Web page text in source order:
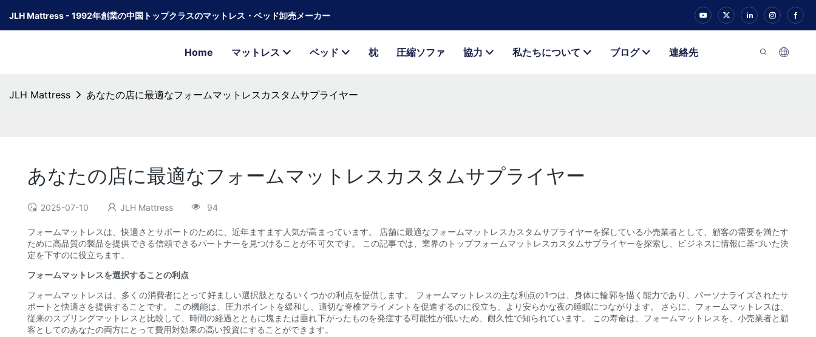
JLH Mattress - 1992年創業の中国トップクラスのマットレス・ベッド卸売メーカー
Home マットレス ベッド 枕 圧縮ソファ 協力 私たちについて ブログ 連絡先
JLH Mattress あなたの店に最適なフォームマットレスカスタムサプライヤー
あなたの店に最適なフォームマットレスカスタムサプライヤー
2025-07-10 JLH Mattress 94
フォームマットレスは、快適さとサポートのために、近年ますます人気が高まっています。 店舗に最適なフォームマットレスカスタムサプライヤーを探している小売業者として、顧客の需要を満たす
ために高品質の製品を提供できる信頼できるパートナーを見つけることが不可欠です。 この記事では、業界のトップフォームマットレスカスタムサプライヤーを探索し、ビジネスに情報に基づいた決
定を下すのに役立ちます。
フォームマットレスを選択することの利点
フォームマットレスは、多くの消費者にとって好ましい選択肢となるいくつかの利点を提供します。 フォームマットレスの主な利点の1つは、身体に輪郭を描く能力であり、パーソナライズされたサ
ポートと快適さを提供することです。 この機能は、圧力ポイントを緩和し、適切な脊椎アライメントを促進するのに役立ち、より安らかな夜の睡眠につながります。 さらに、フォームマットレスは、
従来のスプリングマットレスと比較して、時間の経過とともに塊または垂れ下がったものを発症する可能性が低いため、耐久性で知られています。 この寿命は、フォームマットレスを、小売業者と顧
客としてのあなたの両方にとって費用対効果の高い投資にすることができます。